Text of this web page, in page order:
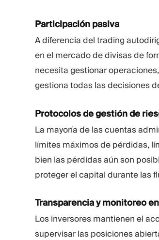
Participación pasiva
A diferencia del trading
en el mercado de divisas de
necesita gestionar
gestiona todas las decisiones
Protocolos de gestión de
La mayoría de las cuentas
límites máximos de pérdidas,
bien las pérdidas aún son
proteger el capital durante las
Transparencia y monitoreo
Los inversores mantienen el
supervisar las posiciones